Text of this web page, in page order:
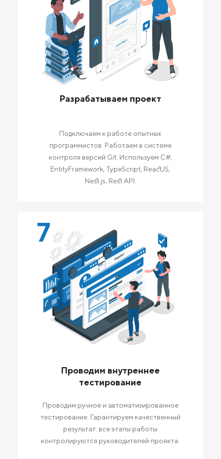
Разрабатываем проект
Подключаем к работе опытных
программистов. Работаем в системе
контроля версий Git. Используем C#,
EntityFramework, TypeScript, ReactJS,
Nest.js, Rest API.
7
Проводим внутреннее
тестирование
Проводим ручное и автоматизированное
тестирование. Гарантируем качественный
результат: все этапы работы
контролируются руководителей проекта.